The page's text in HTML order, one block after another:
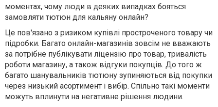
моментах, чому люди в деяких випадках бояться
замовляти тютюн для кальяну онлайн?
Це пов'язано з ризиком купівлі простроченого товару чи
підробки. Багато онлайн-магазинів зовсім не вважають
за потрібне публікувати ліцензію про товар, тривалість
роботи магазину, а також відгуки покупців. До того ж
багато шанувальників тютюну зупиняються від покупки
через низький асортимент і вибір. Спільно такі моменти
можуть вплинути на негативне рішення людини.